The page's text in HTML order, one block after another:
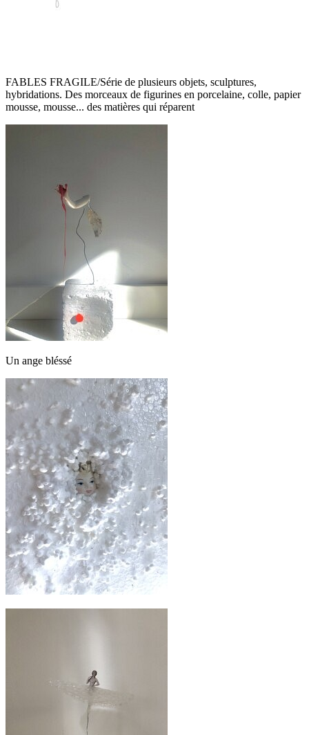
FABLES FRAGILE/Série de plusieurs objets, sculptures,
hybridations. Des morceaux de figurines en porcelaine, colle, papier
mousse, mousse... des matières qui réparent
Un ange bléssé